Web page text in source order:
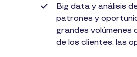
Big data y análisis
patrones y
grandes
de los clientes, las